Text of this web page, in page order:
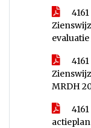
evaluatie
MRDH